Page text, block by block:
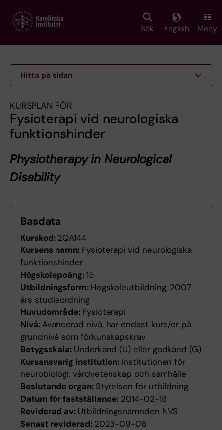
main
Sök English Meny
Hitta på sidan
KURSPLAN FÖR
Fysioterapi vid neurologiska
funktionshinder
Physiotherapy in Neurological
Disability
Basdata
Kurskod: 2QA144
Kursens namn: Fysioterapi vid neurologiska
funktionshinder
Högskolepoäng:15
Utbildningsform: Högskoleutbildning, 2007
års studieordning
Huvudområde: Fysioterapi
Nivå: Avancerad nivå, har endast kurs/er på
grundnivå som förkunskapskrav
Betygsskala: Underkänd (U) eller godkänd (G)
Kursansvarig institution: Institutionen för
neurobiologi, vårdvetenskap och samhälle
Beslutande organ: Styrelsen för utbildning
Datum för fastställande: 2014-02-18
Reviderad av: Utbildningsnämnden NVS
Senast reviderad: 2023-09-06